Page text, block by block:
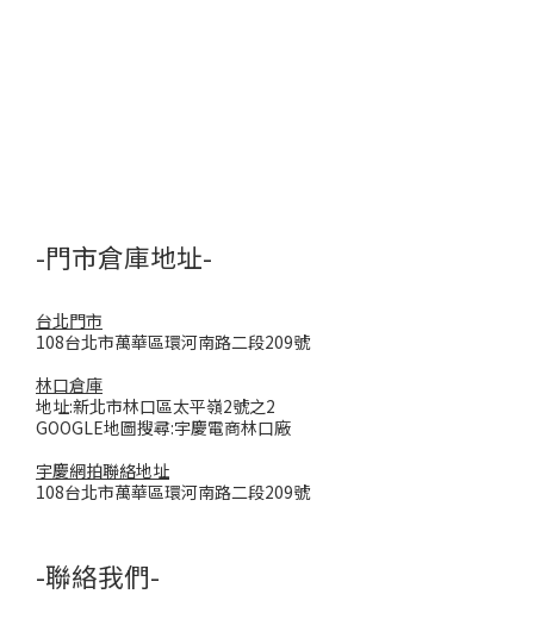
-門市倉庫地址-
台北門市
108台北市萬華區環河南路二段209號
林口倉庫
地址:新北市林口區太平嶺2號之2
GOOGLE地圖搜尋:宇慶電商林口廠
宇慶網拍聯絡地址
108台北市萬華區環河南路二段209號
-聯絡我們-